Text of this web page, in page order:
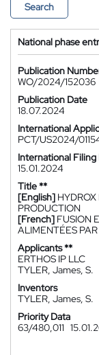
Search
National phase
Publication
WO/2024/152036
Publication Date
18.07.2024
International
PCT/US2024/
International Filing
15.01.2024
Title **
[English]
PRODUCTION
[French] FUSION
ALIMENTÉES
Applicants **
ERTHOS IP LLC
TYLER, James, S.
Inventors
TYLER, James, S.
Priority Data
63/480,011